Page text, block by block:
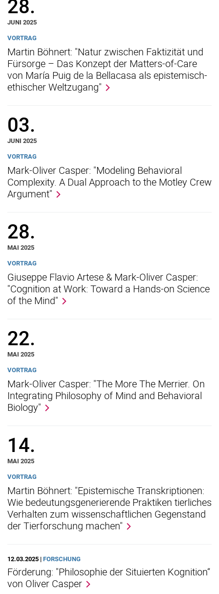
Integrative Biophilosophie
Aktuelles und Veranstaltungen
Biophilosophie: Konstellationen und Signaturen
Erkenntnis als lebendige Versammlung
Formen der Praxis, Formen des Wissens
Hermeneutik der Natur und die Logik des Lebendigen
Integrative Biophilosophie in HPLS
Methodologische Signaturen
Musiktheoretische Konzepte und organische Natur
Philosophie der Situierten Kognition
Philosophie der Tierforschung
Interdisziplinärer Materialismus
28.
JUNI 2025
VORTRAG
Martin Böhnert: "Natur zwischen Faktizität und
Fürsorge – Das Konzept der Matters-of-Care
von María Puig de la Bellacasa als epistemisch-
ethischer Weltzugang"
03.
JUNI 2025
VORTRAG
Mark-Oliver Casper: "Modeling Behavioral
Complexity. A Dual Approach to the Motley Crew
Argument"
28.
MAI 2025
VORTRAG
Giuseppe Flavio Artese & Mark-Oliver Casper:
"Cognition at Work: Toward a Hands-on Science
of the Mind"
22.
MAI 2025
VORTRAG
Mark-Oliver Casper: "The More The Merrier. On
Integrating Philosophy of Mind and Behavioral
Biology"
14.
MAI 2025
VORTRAG
Martin Böhnert: "Epistemische Transkriptionen:
Wie bedeutungsgenerierende Praktiken tierliches
Verhalten zum wissenschaftlichen Gegenstand
der Tierforschung machen"
12.03.2025 | FORSCHUNG
Förderung: "Philosophie der Situierten Kognition“
von Oliver Casper